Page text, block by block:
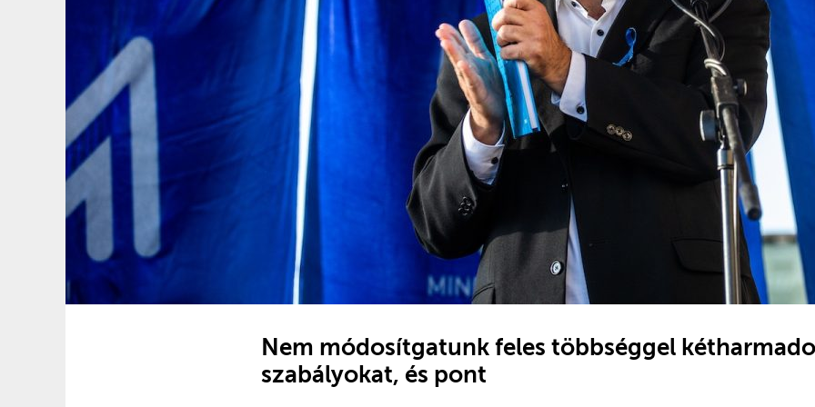
Nem módosítgatunk feles többséggel
szabályokat, és pont